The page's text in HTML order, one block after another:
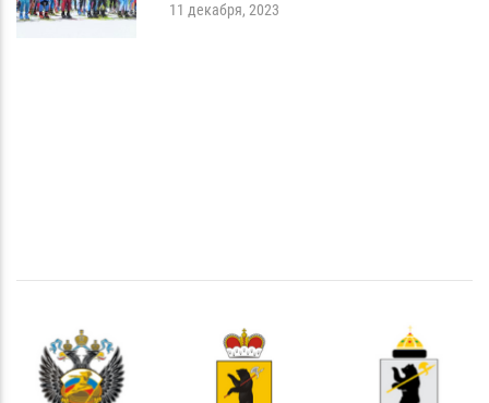
11 декабря, 2023